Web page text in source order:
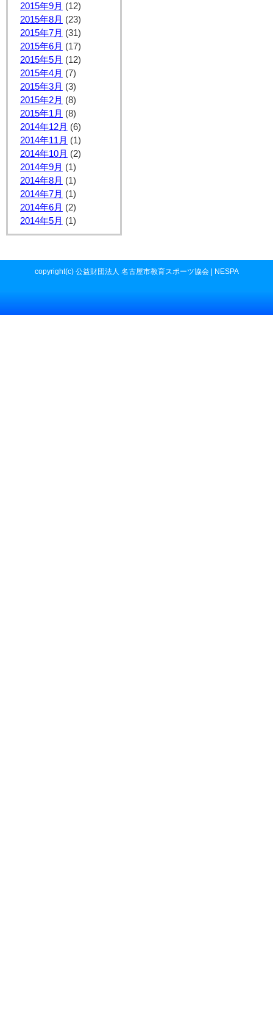
2015年9月 (12)
2015年8月 (23)
2015年7月 (31)
2015年6月 (17)
2015年5月 (12)
2015年4月 (7)
2015年3月 (3)
2015年2月 (8)
2015年1月 (8)
2014年12月 (6)
2014年11月 (1)
2014年10月 (2)
2014年9月 (1)
2014年8月 (1)
2014年7月 (1)
2014年6月 (2)
2014年5月 (1)
copyright(c) 公益財団法人 名古屋市教育スポーツ協会 | NESPA